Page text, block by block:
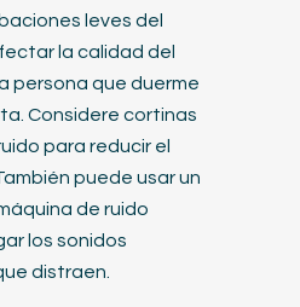
leves del
la calidad del
persona que duerme
Considere cortinas
para reducir el
puede usar un
de ruido
los sonidos
distraen.